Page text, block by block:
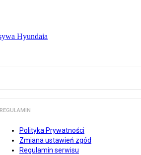
Hyundaia
REGULAMIN
Polityka Prywatności
Zmiana ustawień zgód
Regulamin serwisu